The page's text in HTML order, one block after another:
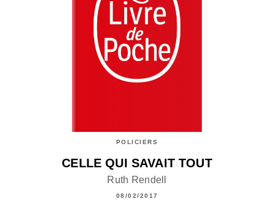
POLICIERS
CELLE QUI SAVAIT TOUT
Ruth Rendell
08/02/2017